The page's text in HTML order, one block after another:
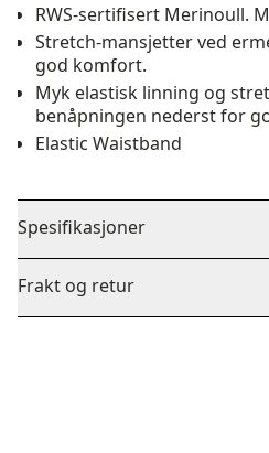
RWS-sertifisert Merinoull.
Stretch-mansjetter ved
god komfort.
Myk elastisk linning og
benåpningen nederst for
Elastic Waistband
Spesifikasjoner
Frakt og retur